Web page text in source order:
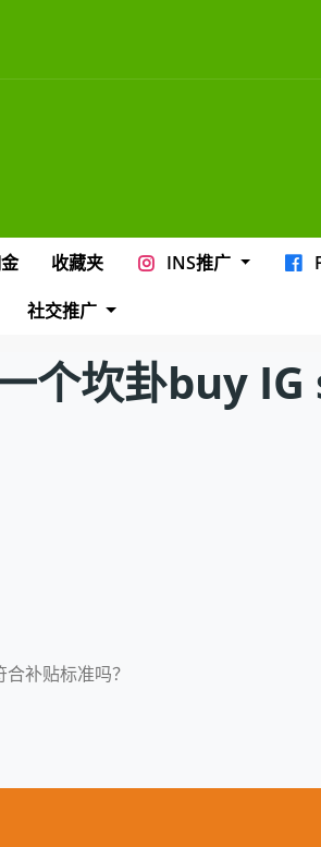
收藏夹 INS推广
社交推广
个坎卦buy
补贴标准吗？